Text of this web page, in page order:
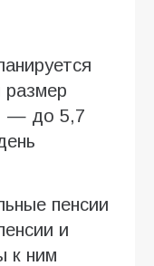
размер
— до 5,7
пенсии
и
к ним